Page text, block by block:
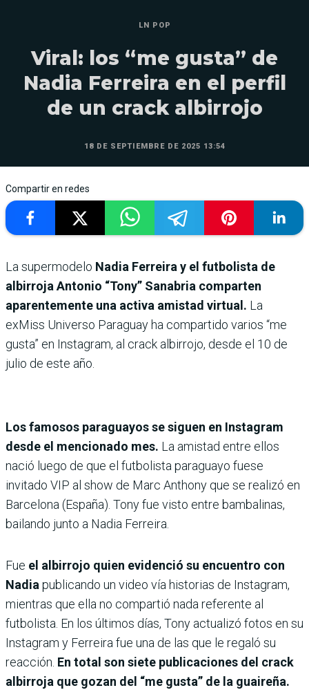
LN POP
Viral: los “me gusta” de
Nadia Ferreira en el perfil
de un crack albirrojo
18 DE SEPTIEMBRE DE 2025 13:54
Compartir en redes
La supermodelo Nadia Ferreira y el futbolista de
albirroja Antonio “Tony” Sanabria comparten
aparentemente una activa amistad virtual. La
exMiss Universo Paraguay ha compartido varios “me
gusta” en Instagram, al crack albirrojo, desde el 10 de
julio de este año.
Los famosos paraguayos se siguen en Instagram
desde el mencionado mes. La amistad entre ellos
nació luego de que el futbolista paraguayo fuese
invitado VIP al show de Marc Anthony que se realizó en
Barcelona (España). Tony fue visto entre bambalinas,
bailando junto a Nadia Ferreira.
Fue el albirrojo quien evidenció su encuentro con
Nadia publicando un video vía historias de Instagram,
mientras que ella no compartió nada referente al
futbolista. En los últimos días, Tony actualizó fotos en su
Instagram y Ferreira fue una de las que le regaló su
reacción. En total son siete publicaciones del crack
albirroja que gozan del “me gusta” de la guaireña.